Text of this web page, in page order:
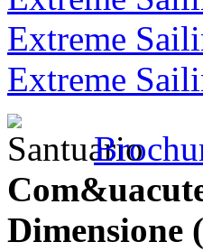
Extreme
Extreme
Dimensione